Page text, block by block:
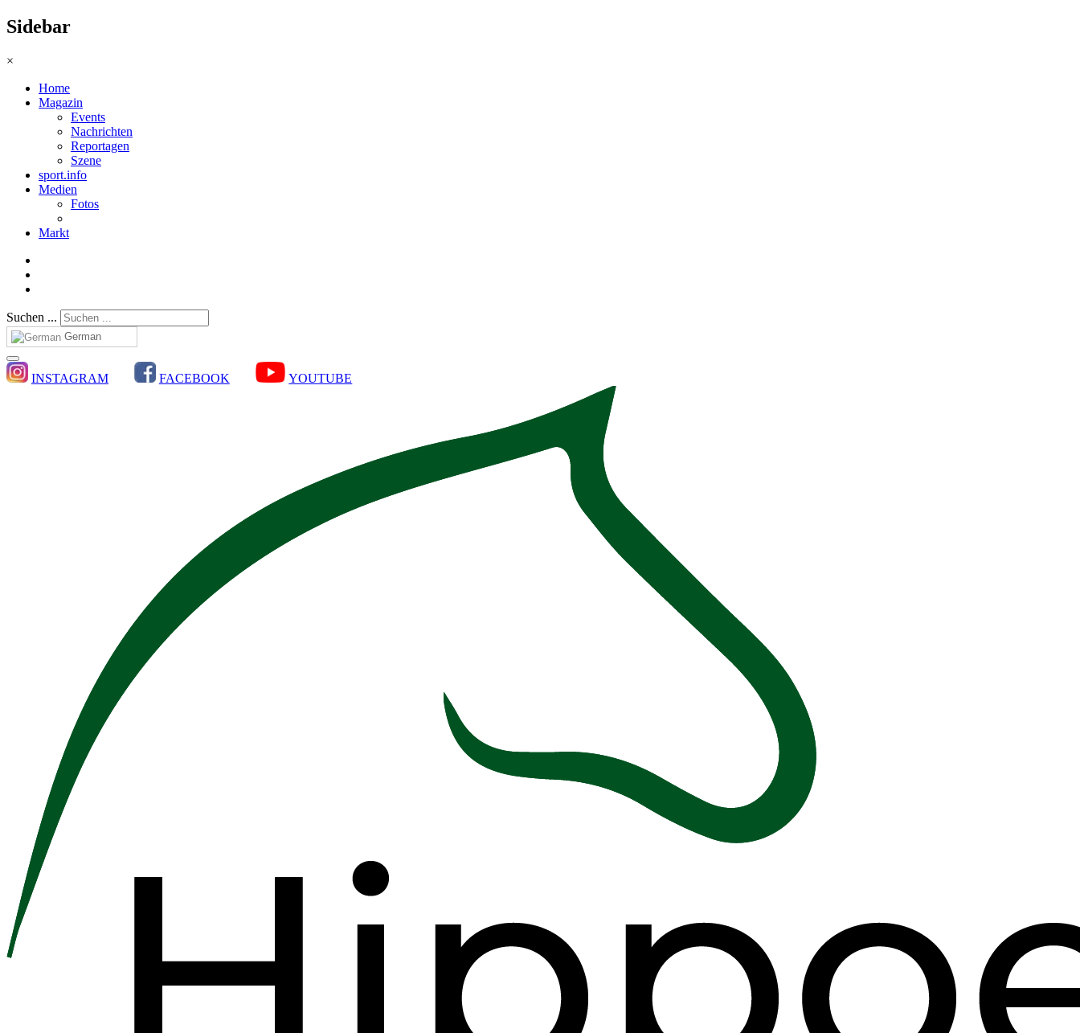
Sidebar
×
Home
Magazin
Events
Nachrichten
Reportagen
Szene
sport.info
Medien
Fotos
Markt
Suchen ...
German
INSTAGRAM FACEBOOK YOUTUBE